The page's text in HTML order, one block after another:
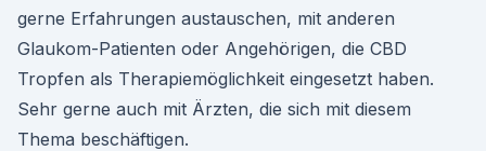
gerne Erfahrungen austauschen, mit anderen
Glaukom-Patienten oder Angehörigen, die CBD
Tropfen als Therapiemöglichkeit eingesetzt haben.
Sehr gerne auch mit Ärzten, die sich mit diesem
Thema beschäftigen.